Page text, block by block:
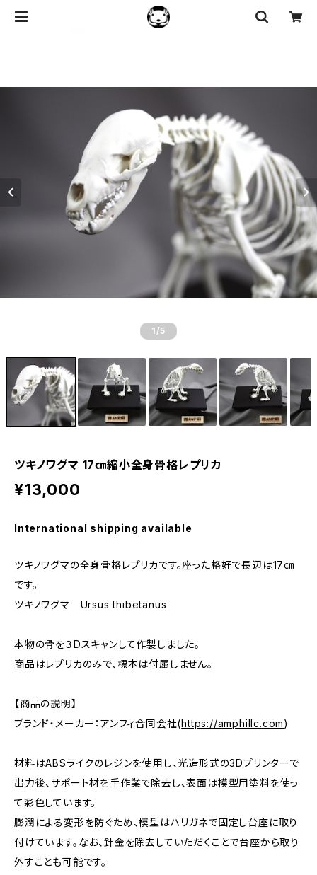
1 /5
ツキノワグマ 17㎝縮小全身骨格レプリカ
¥13,000
International shipping available
ツキノワグマの全身骨格レプリカです。座った格好で長辺は17㎝
です。
ツキノワグマ Ursus thibetanus
本物の骨を３Dスキャンして作製しました。
商品はレプリカのみで、標本は付属しません。
【商品の説明】
ブランド・メーカー：アンフィ合同会社(https://amphillc.com)
材料はABSライクのレジンを使用し、光造形式の3Dプリンターで
出力後、サポート材を手作業で除去し、表面は模型用塗料を使っ
て彩色しています。
膨潤による変形を防ぐため、模型はハリガネで固定し台座に取り
付けています。なお、針金を除去していただくことで台座から取り
外すことも可能です。